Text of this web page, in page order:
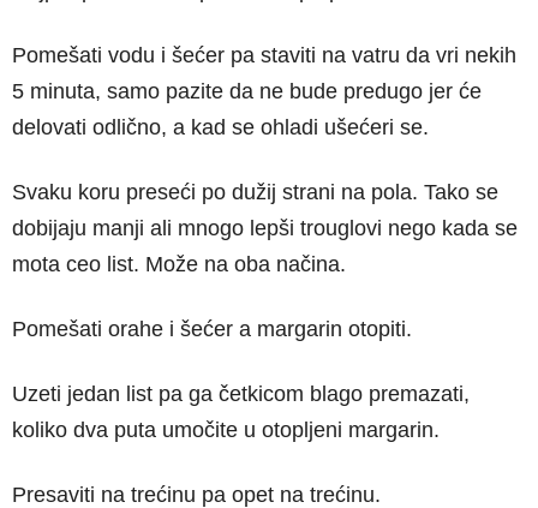
Pomešati vodu i šećer pa staviti na vatru da vri nekih
5 minuta, samo pazite da ne bude predugo jer će
delovati odlično, a kad se ohladi ušećeri se.
Svaku koru preseći po dužij strani na pola. Tako se
dobijaju manji ali mnogo lepši trouglovi nego kada se
mota ceo list. Može na oba načina.
Pomešati orahe i šećer a margarin otopiti.
Uzeti jedan list pa ga četkicom blago premazati,
koliko dva puta umočite u otopljeni margarin.
Presaviti na trećinu pa opet na trećinu.